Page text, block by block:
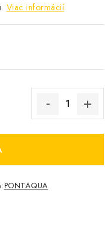
Viac informácií
PONTAQUA